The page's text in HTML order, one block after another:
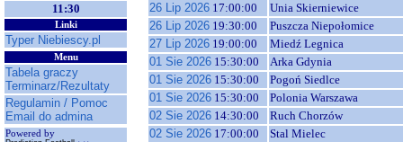
11:30
Linki
Typer Niebiescy.pl
Menu
Tabela graczy
Terminarz/Rezultaty
Regulamin / Pomoc
Email do admina
Powered by
26 Lip 2026 17:00:00
Unia Skierniewice
26 Lip 2026 19:30:00
Puszcza Niepołomice
27 Lip 2026 19:00:00
Miedź Legnica
01 Sie 2026 15:30:00
Arka Gdynia
01 Sie 2026 15:30:00
Pogoń Siedlce
01 Sie 2026 15:30:00
Polonia Warszawa
02 Sie 2026 14:30:00
Ruch Chorzów
02 Sie 2026 17:00:00
Stal Mielec